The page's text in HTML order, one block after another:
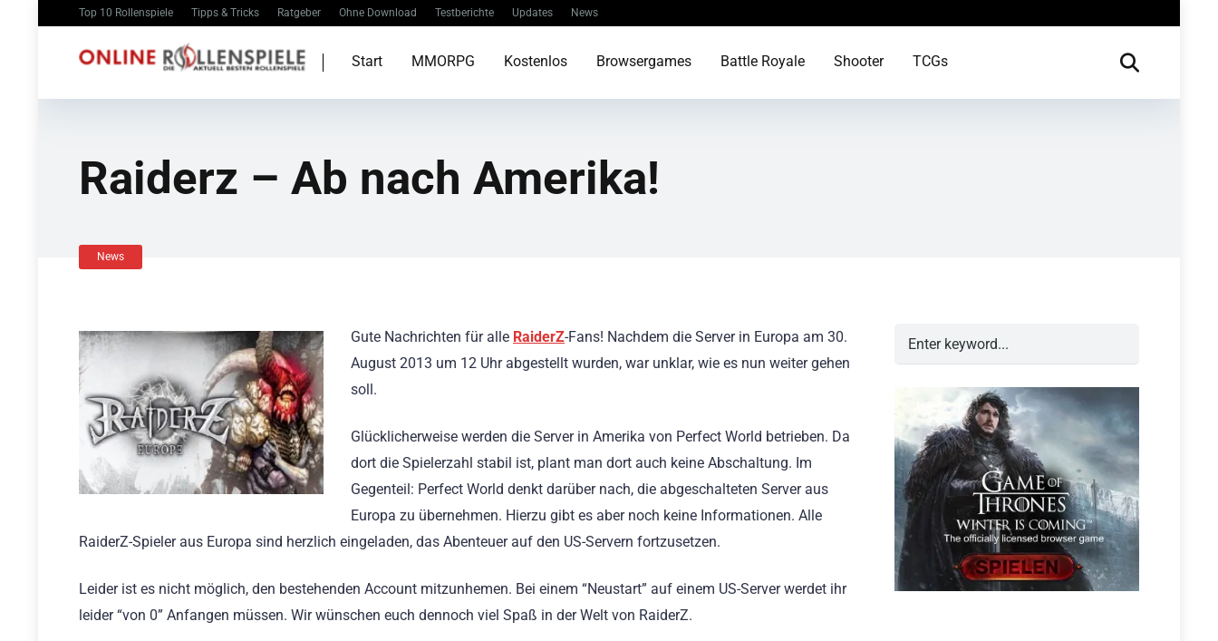
Top 10 Rollenspiele Tipps & Tricks Ratgeber Ohne Download Testberichte Updates News
Start MMORPG Kostenlos Browsergames Battle Royale Shooter TCGs
Raiderz – Ab nach Amerika!
News
Gute Nachrichten für alle RaiderZ-Fans! Nachdem die Server in Europa am 30.
August 2013 um 12 Uhr abgestellt wurden, war unklar, wie es nun weiter gehen
soll.
Glücklicherweise werden die Server in Amerika von Perfect World betrieben. Da
dort die Spielerzahl stabil ist, plant man dort auch keine Abschaltung. Im
Gegenteil: Perfect World denkt darüber nach, die abgeschalteten Server aus
Europa zu übernehmen. Hierzu gibt es aber noch keine Informationen. Alle
RaiderZ-Spieler aus Europa sind herzlich eingeladen, das Abenteuer auf den US-Servern fortzusetzen.
Leider ist es nicht möglich, den bestehenden Account mitzunhemen. Bei einem “Neustart” auf einem US-Server werdet ihr
leider “von 0” Anfangen müssen. Wir wünschen euch dennoch viel Spaß in der Welt von RaiderZ.